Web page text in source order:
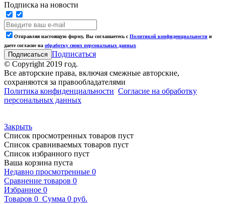
Подписка на новости
Отправляя настоящую форму, Вы соглашаетесь с Политикой конфиденциальности и
даете согласие на обработку своих персональных данных
Подписаться
© Copyright 2019 год.
Все авторские права, включая смежные авторские,
сохраняются за правообладателями
Политика конфиденциальности Согласие на обработку
персональных данных
Закрыть
Список просмотренных товаров пуст
Список сравниваемых товаров пуст
Список избранного пуст
Ваша корзина пуста
Недавно просмотренные 0
Сравнение товаров 0
Избранное 0
Товаров 0 Сумма 0 руб.